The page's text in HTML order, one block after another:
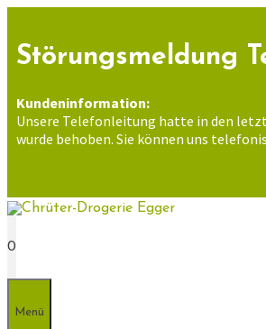
springen
Störungsmeldung
Kundeninformation:
Unsere Telefonleitung hatte in den
wurde behoben. Sie können uns
0
Menü